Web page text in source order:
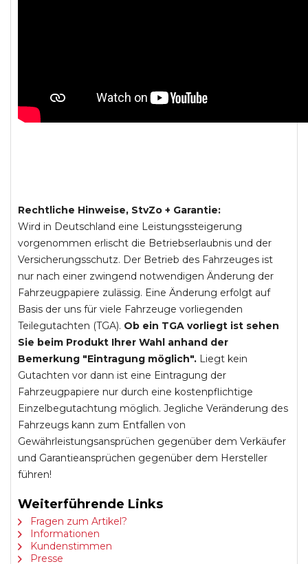
Rechtliche Hinweise, StvZo + Garantie:
Wird in Deutschland eine Leistungssteigerung
vorgenommen erlischt die Betriebserlaubnis und der
Versicherungsschutz. Der Betrieb des Fahrzeuges ist
nur nach einer zwingend notwendigen Änderung der
Fahrzeugpapiere zulässig. Eine Änderung erfolgt auf
Basis der uns für viele Fahrzeuge vorliegenden
Teilegutachten (TGA). Ob ein TGA vorliegt ist sehen
Sie beim Produkt Ihrer Wahl anhand der
Bemerkung "Eintragung möglich". Liegt kein
Gutachten vor dann ist eine Eintragung der
Fahrzeugpapiere nur durch eine kostenpflichtige
Einzelbegutachtung möglich. Jegliche Veränderung des
Fahrzeugs kann zum Entfallen von
Gewährleistungsansprüchen gegenüber dem Verkäufer
und Garantieansprüchen gegenüber dem Hersteller
führen!
Weiterführende Links
Fragen zum Artikel?
Informationen
Kundenstimmen
Presse